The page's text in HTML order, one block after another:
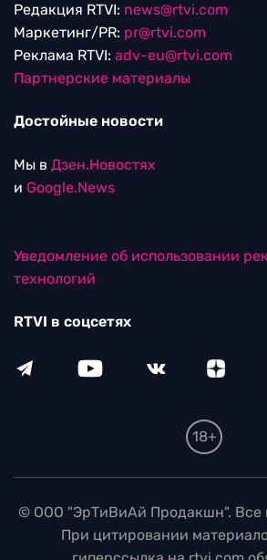
Редакция RTVI: news@rtvi.com
Маркетинг/PR: pr@rtvi.com
Реклама RTVI: adv-eu@rtvi.com
Партнерские материалы
Достойные новости
Мы в Дзен.Новостях
и Google.News
Уведомление об использовании
технологий
RTVI в соцсетях
18+
© ООО "ЭрТиВиАй Продакшн". Все
При цитировании